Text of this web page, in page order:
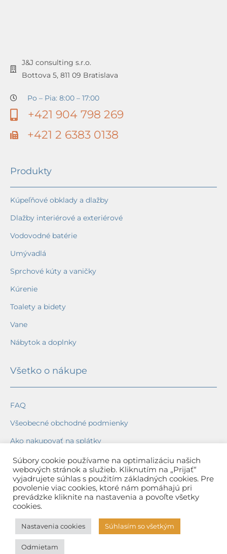
J&J consulting s.r.o.
Bottova 5, 811 09 Bratislava
Po – Pia: 8:00 – 17:00
+421 904 798 269
+421 2 6383 0138
Produkty
Kúpeľňové obklady a dlažby
Dlažby interiérové a exteriérové
Vodovodné batérie
Umývadlá
Sprchové kúty a vaničky
Kúrenie
Toalety a bidety
Vane
Nábytok a doplnky
Všetko o nákupe
FAQ
Všeobecné obchodné podmienky
Ako nakupovať na splátky
Ochrana osobných údajov
Reklamačný poriadok
Spôsob a cena dopravy
Spôsob platby
Záruka na tovar
Súbory cookie používame na optimalizáciu našich
webových stránok a služieb. Kliknutím na „Prijať“
vyjadrujete súhlas s použitím základných cookies. Pre
povolenie viac cookies, ktoré nám pomáhajú pri
prevádzke kliknite na nastavenia a povoľte všetky
cookies.
Nastavenia cookies Súhlasím so všetkým
Odmietam